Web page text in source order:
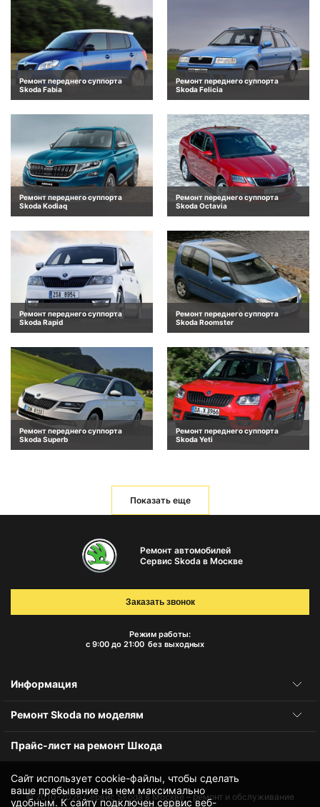
Ремонт переднего суппорта
Skoda Fabia
Ремонт переднего суппорта
Skoda Felicia
Ремонт переднего суппорта
Skoda Kodiaq
Ремонт переднего суппорта
Skoda Octavia
Ремонт переднего суппорта
Skoda Rapid
Ремонт переднего суппорта
Skoda Roomster
Ремонт переднего суппорта
Skoda Superb
Ремонт переднего суппорта
Skoda Yeti
Показать еще
Сайт использует cookie-файлы, чтобы сделать
ваше пребывание на нем максимально
удобным. К cайту подключен сервис веб-
Ремонт автомобилей
Сервис Skoda в Москве
Режим работы:
с 9:00 до 21:00 без выходных
Заказать звонок
Информация
Ремонт Skoda по моделям
Прайс-лист на ремонт Шкода
© 2010-2026Сервис Skoda в Москве – ремонт и обслуживание